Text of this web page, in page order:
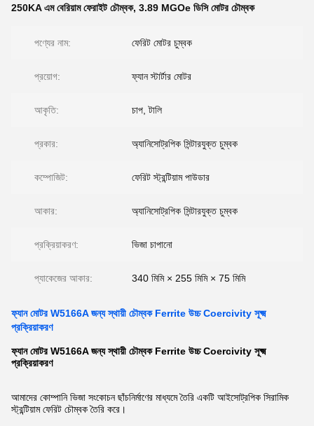
250KA এম বেরিয়াম ফেরাইট চৌম্বক, 3.89 MGOe ডিসি মোটর চৌম্বক
পণ্যের নাম: ফেরিট মোটর চুম্বক
প্রয়োগ: ফ্যান স্টার্টার মোটর
আকৃতি: চাপ, টালি
প্রকার: অ্যানিসোট্রপিক সিন্টারযুক্ত চুম্বক
কম্পোজিট: ফেরিট স্ট্রন্টিয়াম পাউডার
আকার: অ্যানিসোট্রপিক সিন্টারযুক্ত চুম্বক
প্রক্রিয়াকরণ: ভিজা চাপানো
প্যাকেজের আকার: 340 মিমি × 255 মিমি × 75 মিমি
ফ্যান মোটর W5166A জন্য স্থায়ী চৌম্বক Ferrite উচ্চ Coercivity সূক্ষ্ম
প্রক্রিয়াকরণ
ফ্যান মোটর W5166A জন্য স্থায়ী চৌম্বক Ferrite উচ্চ Coercivity সূক্ষ্ম
প্রক্রিয়াকরণ
আমাদের কোম্পানি ভিজা সংকোচন ছাঁচনির্মাণের মাধ্যমে তৈরি একটি আইসোট্রপিক সিরামিক
স্ট্রন্টিয়াম ফেরিট চৌম্বক তৈরি করে।